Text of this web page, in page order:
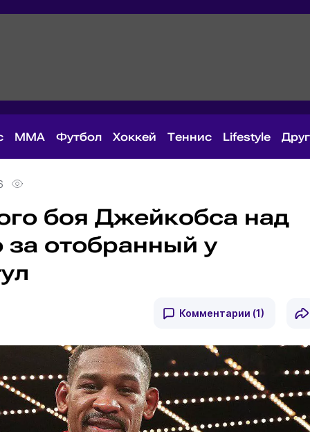
MMA Футбол Хоккей Теннис Lifestyle
боя Джейкобса над
отобранный у
Комментарии (1)